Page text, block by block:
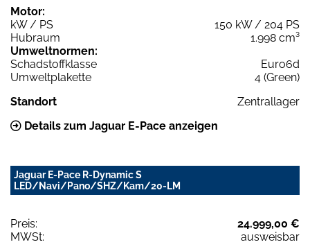
Motor:
kW / PS
150 kW / 204 PS
Hubraum
1.998 cm³
Umweltnormen:
Schadstoffklasse
Euro6d
Umweltplakette
4 (Green)
Standort
Zentrallager
Details zum Jaguar E-Pace anzeigen
Jaguar E-Pace R-Dynamic S
LED/Navi/Pano/SHZ/Kam/20-LM
Preis:
24.999,00 €
MWSt:
ausweisbar